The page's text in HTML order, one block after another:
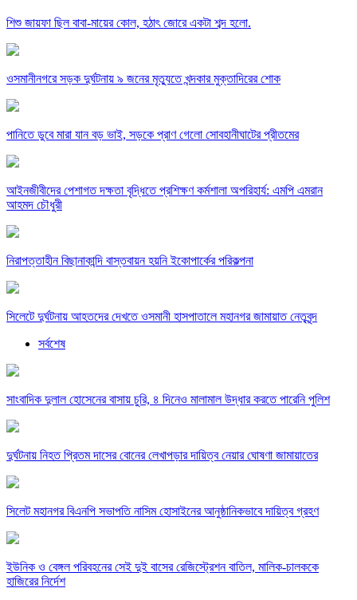
শিশু জায়ফা ছিল বাবা-মায়ের কোল, হঠাৎ জোরে একটা শব্দ হলো.
ওসমানীনগরে সড়ক দুর্ঘটনায় ৯ জনের মৃত্যুতে খন্দকার মুক্তাদিরের শোক
পানিতে ডুবে মারা যান বড় ভাই, সড়কে প্রাণ গেলো সোবহানীঘাটের প্রীতমের
আইনজীবীদের পেশাগত দক্ষতা বৃদ্ধিতে প্রশিক্ষণ কর্মশালা অপরিহার্য: এমপি এমরান
আহমদ চৌধুরী
নিরাপত্তাহীন বিছানাকান্দি বাস্তবায়ন হয়নি ইকোপার্কের পরিকল্পনা
সিলেটে দুর্ঘটনায় আহতদের দেখতে ওসমানী হাসপাতালে মহানগর জামায়াত নেতৃবৃন্দ
সর্বশেষ
সাংবাদিক দুলাল হোসেনের বাসায় চুরি, ৪ দিনেও মালামাল উদ্ধার করতে পারেনি পুলিশ
দুর্ঘটনায় নিহত প্রিতম দাসের বোনের লেখাপড়ার দায়িত্ব নেয়ার ঘোষণা জামায়াতের
সিলেট মহানগর বিএনপি সভাপতি নাসিম হোসাইনের আনুষ্ঠানিকভাবে দায়িত্ব গ্রহণ
ইউনিক ও বেঙ্গল পরিবহনের সেই দুই বাসের রেজিস্ট্রেশন বাতিল, মালিক-চালককে
হাজিরের নির্দেশ